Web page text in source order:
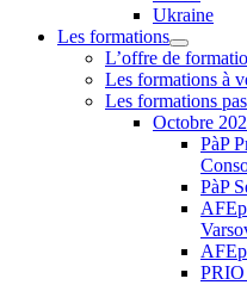
Ukraine
Les formations
L’offre de
Les formations à
Les formations
Octobre
PàP
PàP
PRIO